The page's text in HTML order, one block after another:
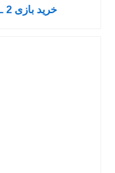
خرید بازی SILENT HILL 2 برای PC